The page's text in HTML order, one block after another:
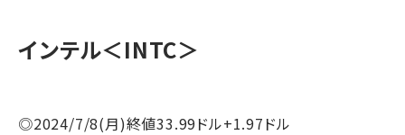
インテル＜INTC＞
◎2024/7/8(月)終値33.99ドル+1.97ドル